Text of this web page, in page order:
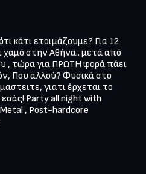
κάτι ετοιμάζουμε? Για 12
χαμό στην Αθήνα.. μετά από
, τώρα για ΠΡΩΤΗ φορά πάει
Που αλλού? Φυσικά στο
γιατι έρχεται το
Party all night with
, Post-hardcore